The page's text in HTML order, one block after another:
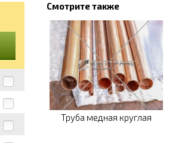
Смотрите также
Труба медная круглая